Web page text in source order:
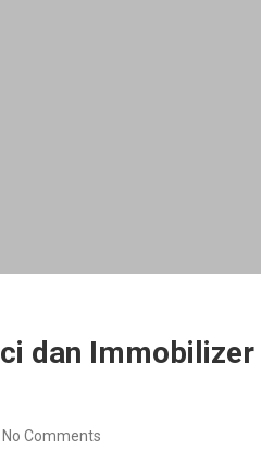
dan
No Comments